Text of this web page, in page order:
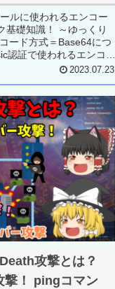
ルに使われるエンコー
基礎知識！ ～ゆっくり
ード方式＝Base64につ
認証で使われるエンコー
2023.07.23
攻撃とは？
撃！ pingコマン